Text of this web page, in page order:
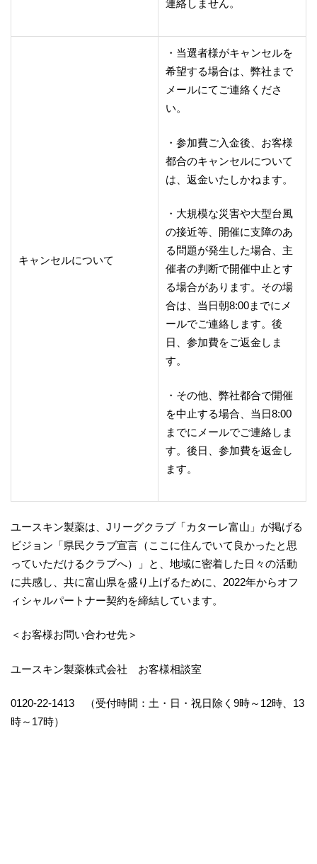
連絡しません。
キャンセルについて
・当選者様がキャンセルを
希望する場合は、弊社まで
メールにてご連絡くださ
い。
・参加費ご入金後、お客様
都合のキャンセルについて
は、返金いたしかねます。
・大規模な災害や大型台風
の接近等、開催に支障のあ
る問題が発生した場合、主
催者の判断で開催中止とす
る場合があります。その場
合は、当日朝8:00までにメ
ールでご連絡します。後
日、参加費をご返金しま
す。
・その他、弊社都合で開催
を中止する場合、当日8:00
までにメールでご連絡しま
す。後日、参加費を返金し
ます。
ユースキン製薬は、Jリーグクラブ「カターレ富山」が掲げる
ビジョン「県民クラブ宣言（ここに住んでいて良かったと思
っていただけるクラブへ）」と、地域に密着した日々の活動
に共感し、共に富山県を盛り上げるために、2022年からオフ
ィシャルパートナー契約を締結しています。
＜お客様お問い合わせ先＞
ユースキン製薬株式会社 お客様相談室
0120-22-1413 （受付時間：土・日・祝日除く9時～12時、13
時～17時）